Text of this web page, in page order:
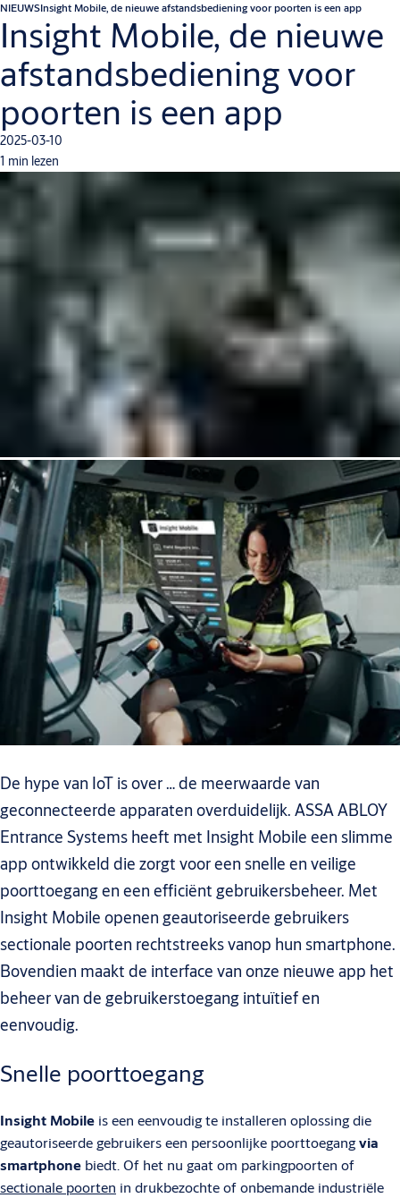
NIEUWSInsight Mobile, de nieuwe afstandsbediening voor poorten is een app
Insight Mobile, de nieuwe
afstandsbediening voor
poorten is een app
2025-03-10
1 min lezen
De hype van IoT is over … de meerwaarde van
geconnecteerde apparaten overduidelijk. ASSA ABLOY
Entrance Systems heeft met Insight Mobile een slimme
app ontwikkeld die zorgt voor een snelle en veilige
poorttoegang en een efficiënt gebruikersbeheer. Met
Insight Mobile openen geautoriseerde gebruikers
sectionale poorten rechtstreeks vanop hun smartphone.
Bovendien maakt de interface van onze nieuwe app het
beheer van de gebruikerstoegang intuïtief en
eenvoudig.
Snelle poorttoegang
Insight Mobile is een eenvoudig te installeren oplossing die
geautoriseerde gebruikers een persoonlijke poorttoegangvia
smartphone biedt. Of het nu gaat om parkingpoorten of
sectionale poorten in drukbezochte of onbemande industriële